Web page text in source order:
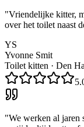
"Vriendelijke kitter,
over het toilet naast
YS
Yvonne Smit
Toilet kitten · Den
"We werken al jaren